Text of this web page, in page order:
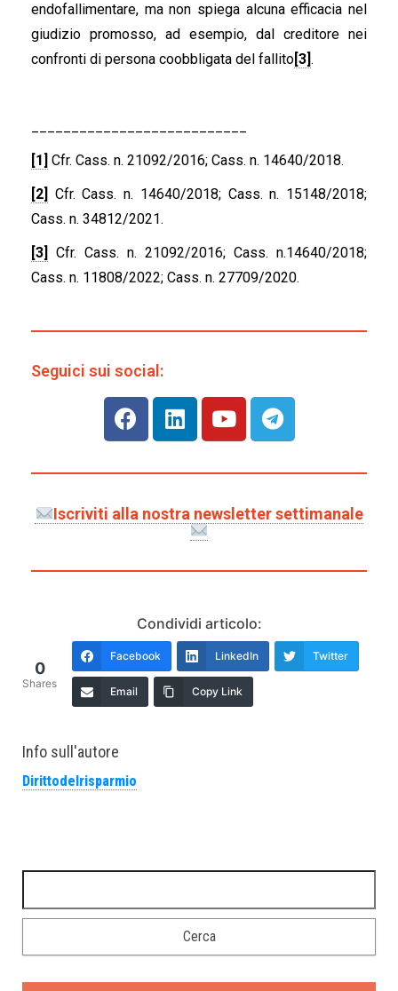
endofallimentare, ma non spiega alcuna efficacia nel
giudizio promosso, ad esempio, dal creditore nei
confronti di persona coobbligata del fallito[3].
[1] Cfr. Cass. n. 21092/2016; Cass. n. 14640/2018.
[2] Cfr. Cass. n. 14640/2018; Cass. n. 15148/2018;
Cass. n. 34812/2021.
[3]
Cfr. Cass. n. 21092/2016; Cass. n.14640/2018;
Cass. n. 11808/2022; Cass. n. 27709/2020.
Seguici sui social:
Iscriviti alla nostra newsletter settimanale
Condividi articolo:
0
Shares
Facebook LinkedIn Twitter
Email Copy Link
Info sull'autore
Dirittodelrisparmio